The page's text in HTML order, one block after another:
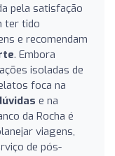
pela satisfação
ter tido
e recomendam
. Embora
isoladas de
foca na
e na
da Rocha é
viagens,
de pós-